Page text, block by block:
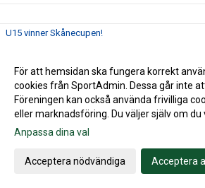
U15 vinner Skånecupen!
Gå till Webbversion
För att hemsidan ska fungera korrekt
cookies från SportAdmin. Dessa går inte
Föreningen kan också använda frivilliga
eller marknadsföring. Du väljer själv om du
Anpassa dina val
Acceptera nödvändiga Acceptera